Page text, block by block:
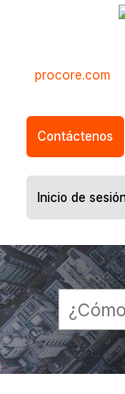
procore.com
Contáctenos
Inicio de